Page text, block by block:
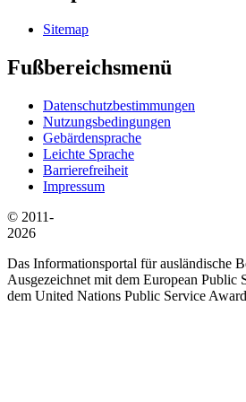
Sitemap
Fußbereichsmenü
Datenschutzbestimmungen
Nutzungsbedingungen
Gebärdensprache
Leichte Sprache
Barrierefreiheit
Impressum
© 2011-
2026
Das Informationsportal für ausländische
Ausgezeichnet mit dem European Public
dem United Nations Public Service